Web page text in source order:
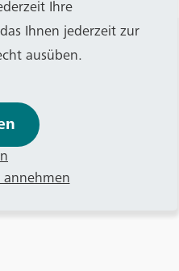
Ihre
Ihnen jederzeit zur
ausüben.
annehmen